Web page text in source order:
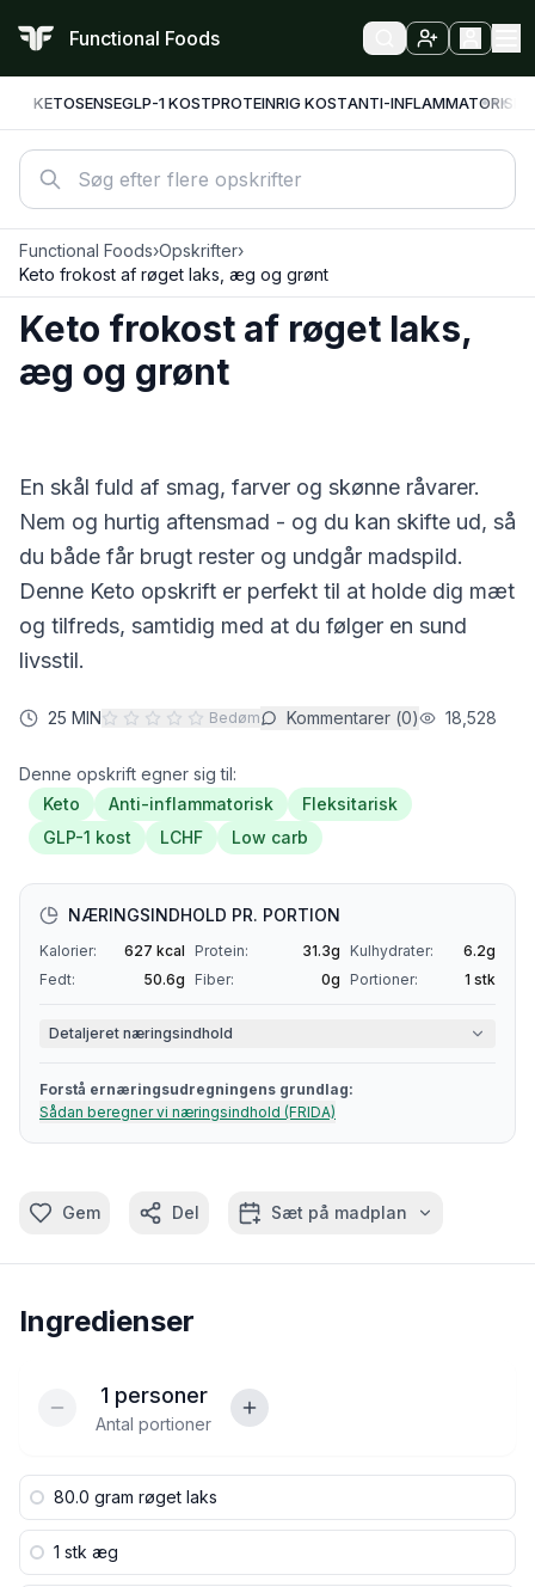
Functional Foods
KETOSENSEGLP-1 KOSTPROTEINRIG KOSTANTI-INFLAMMATORISK
Functional Foods›Opskrifter›
Keto frokost af røget laks, æg og grønt
Keto frokost af røget laks,
æg og grønt
En skål fuld af smag, farver og skønne råvarer.
Nem og hurtig aftensmad - og du kan skifte ud, så
du både får brugt rester og undgår madspild.
Denne Keto opskrift er perfekt til at holde dig mæt
og tilfreds, samtidig med at du følger en sund
livsstil.
25 MIN Bedøm Kommentarer (0) 18,528
Denne opskrift egner sig til:
Keto
Anti-inflammatorisk
Fleksitarisk
GLP-1 kost
LCHF Low carb
NÆRINGSINDHOLD PR. PORTION
Kalorier: 627 kcal Protein: 31.3g Kulhydrater: 6.2g
Fedt:
50.6g Fiber: 0g Portioner: 1 stk
Detaljeret næringsindhold
Forstå ernæringsudregningens grundlag:
Sådan beregner vi næringsindhold (FRIDA)
Gem Del Sæt på madplan
Ingredienser
1 personer
Antal portioner
80.0 gram røget laks
1 stk æg